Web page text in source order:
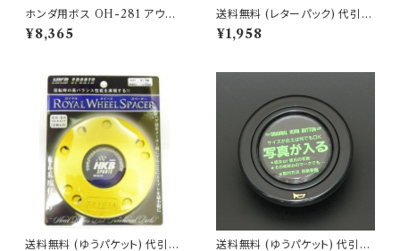
ホンダ用ボス OH-281 アウト
レット品 送料無料(沖縄・離島除
く)代引不可
¥8,365
送料無料 (レターパック) 代引不
可 ボススペーサー 30mm
¥1,958
送料無料 (ゆうパケット) 代引不
送料無料 (ゆうパケット) 代引不